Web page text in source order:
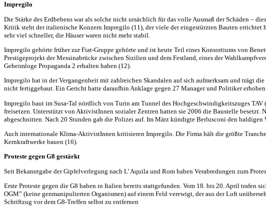
Impregilo
Die Stärke des Erdbebens war als solche nicht ursächlich für das volle Ausmaß der Schäden
Kritik steht der italienische Konzern Impregilo (11), der viele der eingestürzten Bauten
sehr viel schneller, die Häuser waren nicht mehr stabil.
Impregilo gehörte früher zur Fiat-Gruppe gehörte und ist heute Teil eines Konsortiums von
Prestigeprojekt der Messinabrücke zwischen Sizilien und dem Festland, eines der
Geheimloge Propaganda 2 erhalten haben (12).
Impregilo hat in der Vergangenheit mit zahlreichen Skandalen auf sich aufmerksam und trägt
nicht fertiggebaut. Ein Gericht hatte daraufhin Anklage gegen 27 Manager und Politiker
Impregilo baut im Susa-Tal nördlich von Turin am Tunnel des Hochgeschwindigkeitszuges TAV
freisetzen. Unterstützt von AktivistInnen sozialer Zentren hatten sie 2006 die Baustelle
abgeschnitten. Nach 20 Stunden gab die Polizei auf. Im März kündigte Berlusconi den baldigen
Auch internationale Klima-AktivistInnen kritisieren Impregilo. Die Firma hält die größte
Kernkraftwerke bauen (16).
Proteste gegen G8 gestärkt
Seit Bekanntgabe der Gipfelverlegung nach L’ Aquila und Rom haben Verabredungen zum
Erste Proteste gegen die G8 haben in Italien bereits stattgefunden. Vom 18. bis 20. April trafen
OGM” (keine genmanipulierten Organismen) auf einem Feld verewigt, der aus der Luft
Schriftzug vor dem G8-Treffen selbst zu entfernen